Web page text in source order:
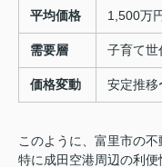
平均価格 1,500万
需要層 子育て世
価格変動 安定推移
このように、富里市の
特に成田空港周辺の利